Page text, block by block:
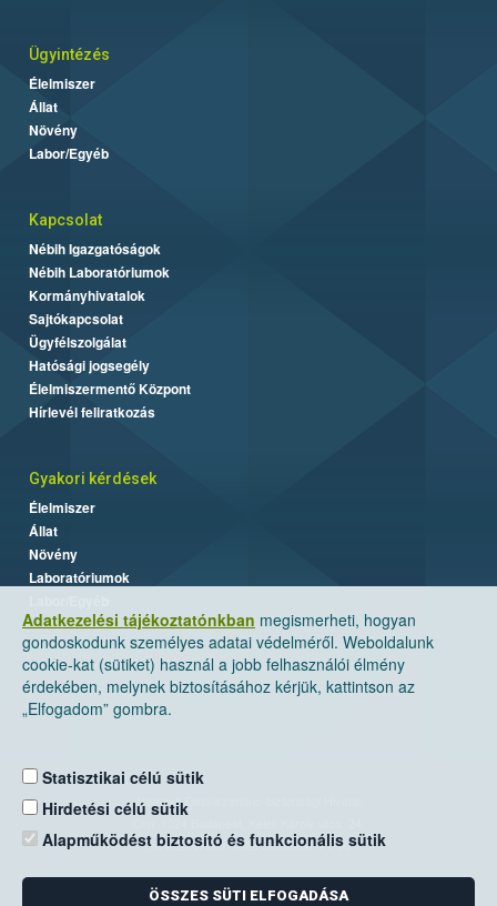
Adatkezelési tájékoztatónkban megismerheti, hogyan
gondoskodunk személyes adatai védelméről. Weboldalunk
cookie-kat (sütiket) használ a jobb felhasználói élmény
érdekében, melynek biztosításához kérjük, kattintson az
„Elfogadom” gombra.
Statisztikai célú sütik
Hirdetési célú sütik
Alapműködést biztosító és funkcionális sütik
ÖSSZES SÜTI ELFOGADÁSA
Ügyintézés
Élelmiszer
Állat
Növény
Labor/Egyéb
Kapcsolat
Nébih Igazgatóságok
Nébih Laboratóriumok
Kormányhivatalok
Sajtókapcsolat
Ügyfélszolgálat
Hatósági jogsegély
Élelmiszermentő Központ
Hírlevél feliratkozás
Gyakori kérdések
Élelmiszer
Állat
Növény
Laboratóriumok
Nemzeti Élelmiszerlánc-biztonsági Hivatal
Levelezési cím: 1525 Budapest. Pf. 30.